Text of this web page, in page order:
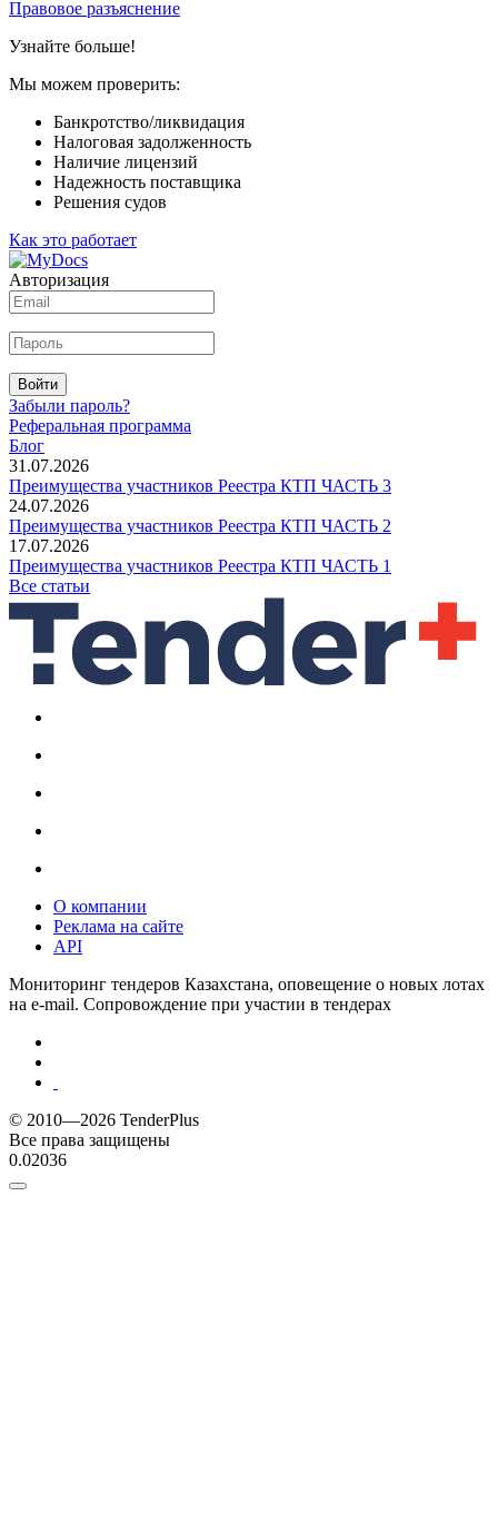
Правовое разъяснение
Узнайте больше!
Мы можем проверить:
Банкротство/ликвидация
Налоговая задолженность
Наличие лицензий
Надежность поставщика
Решения судов
Как это работает
Авторизация
Войти
Забыли пароль?
Реферальная программа
Блог
31.07.2026
Преимущества участников Реестра КТП ЧАСТЬ 3
24.07.2026
Преимущества участников Реестра КТП ЧАСТЬ 2
17.07.2026
Преимущества участников Реестра КТП ЧАСТЬ 1
Все статьи
О компании
Реклама на сайте
API
Мониторинг тендеров Казахстана, оповещение о новых лотах
на e-mail. Сопровождение при участии в тендерах
© 2010—2026 TenderPlus
Все права защищены
0.02036